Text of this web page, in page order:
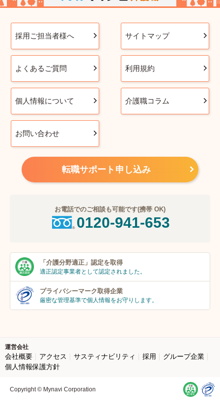
採用ご担当者様へ サイトマップ
よくあるご質問 利用規約
個人情報について 介護職コラム
お問い合わせ
転職サポート申し込み
お電話でのご相談も可能です(携帯 OK)
0120-941-653
「介護分野適正」 認定を取得
適正認定事業者として認定されました。
プライバシーマーク取得企業
厳密な管理基準で個人情報をお守りします。
運営会社
会社概要 アクセス サスティナビリティ 採用
グループ企業
個人情報保護方針
Copyright © Mynavi Corporation